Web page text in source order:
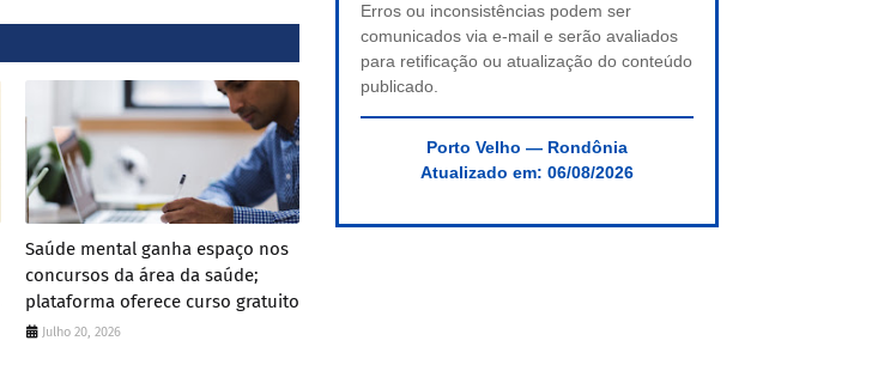
Saúde mental ganha espaço nos
concursos da área da saúde;
plataforma oferece curso gratuito
Julho 20, 2026
Erros ou inconsistências podem ser
comunicados via e-mail e serão avaliados
para retificação ou atualização do conteúdo
publicado.
Porto Velho — Rondônia
Atualizado em: 06/08/2026